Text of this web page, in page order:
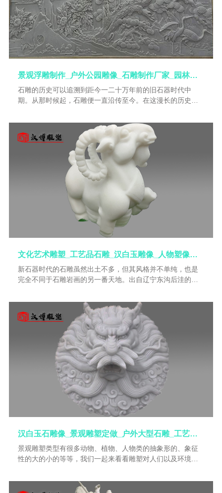
集创意，设计，制作各种艺术品。
景观浮雕制作_户外公园雕像_石雕制作厂家_园林大型雕塑_动物石雕加工
石雕的历史可以追溯到距今一二十万年前的旧石器时代中
期。从那时候起，石雕便一直沿传至今。在这漫长的历史
类型和样式风格上都有很大变迁；不同的需要，不同的审美
追赶求，不同的社会环境和社会制度，都在制约着石雕创作
的发展演变。石雕的历史是艺术的历史，也是文化内涵丰富
的历史，更是形象生动而又实在的人类历史。
文化艺术雕塑_工艺品石雕_汉白玉雕像_人物塑像定做_石雕像制作
新石器时代的石雕虽然出土不多，但其风格并不单纯，也是
完全不同于石雕岩画的另一番天地。出自辽宁东沟后洼的几
古朴、生动，表明它们是象征性的作品。人首石雕尽管表现
手法稚缺陷抽象，但并不意味着当时雕刻技法低下。如大溪
文化的浮雕人面就采用了刻磨的技艺，而且其形象还具有一
种无形的宗教力量。显然，当时的雕刻家是把他们主要的精
力放在创作玉石雕刻品这上了。因为我们在红山文化和良渚
文化中，已看到了许多精湛绝伦的玉雕作品以及小石雕工艺
汉白玉石雕像_景观雕塑定做_户外大型石雕_工艺品雕像_人物塑像加工
景观雕塑类型有很多动物、植物、人物类的抽象形的、象征
性的大的小的等等，我们一起来看看雕塑对人们以及环境的
听，与之互动，这强烈的激发了游客们对这个巨型软体动物
的兴趣，也正符合了主办方的要求，这个装置也必将给这一